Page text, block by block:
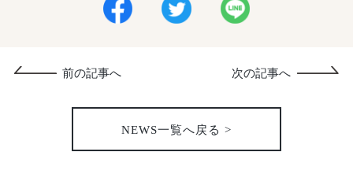
NEWS一覧へ戻る >
前の記事へ 次の記事へ